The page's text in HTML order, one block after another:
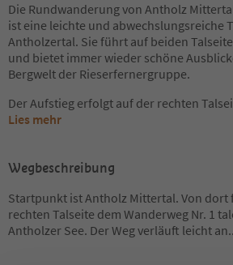
Die Rundwanderung von Antholz
ist eine leichte und abwechslungsreiche
Antholzertal. Sie führt auf beiden
und bietet immer wieder schöne
Bergwelt der Rieserfernergruppe.
Der Aufstieg erfolgt auf der rechten
Lies mehr
Wegbeschreibung
Startpunkt ist Antholz Mittertal. Von dort
rechten Talseite dem Wanderweg Nr. 1
Antholzer See. Der Weg verläuft leicht an